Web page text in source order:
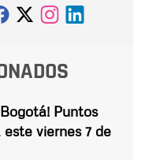
Puntos
viernes 7 de